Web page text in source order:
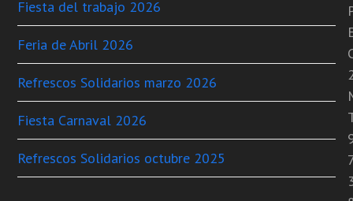
Fiesta del trabajo 2026
Feria de Abril 2026
Refrescos Solidarios marzo 2026
Fiesta Carnaval 2026
Refrescos Solidarios octubre 2025